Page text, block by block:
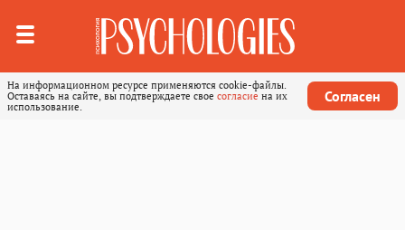
На информационном ресурсе применяются cookie-файлы.
Оставаясь на сайте, вы подтверждаете свое согласие на их
использование.
Согласен